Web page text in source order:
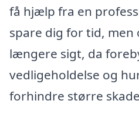
få hjælp fra en
spare dig for tid, men
længere sigt, da
vedligeholdelse og
forhindre større